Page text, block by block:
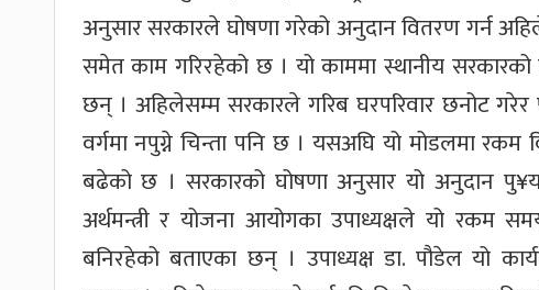
अनुसार सरकारले घोषणा गरेको अनुदान वितरण गर्न
समेत काम गरिरहेको छ । यो काममा स्थानीय सरकारको
छन् । अहिलेसम्म सरकारले गरिब घरपरिवार छनोट
वर्गमा नपुग्ने चिन्ता पनि छ । यसअघि यो मोडलमा
बढेको छ । सरकारको घोषणा अनुसार यो अनुदान
अर्थमन्त्री र योजना आयोगका उपाध्यक्षले यो रकम
बनिरहेको बताएका छन् । उपाध्यक्ष डा. पौडेल यो